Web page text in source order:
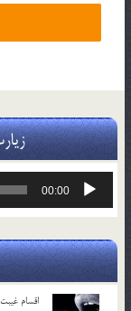
پخش‌کننده
00:00
اقسام غيبت